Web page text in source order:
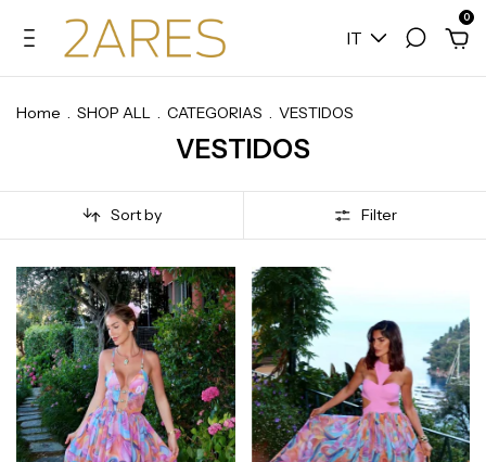
IT
0
Home . SHOP ALL . CATEGORIAS . VESTIDOS
VESTIDOS
Sort by Filter